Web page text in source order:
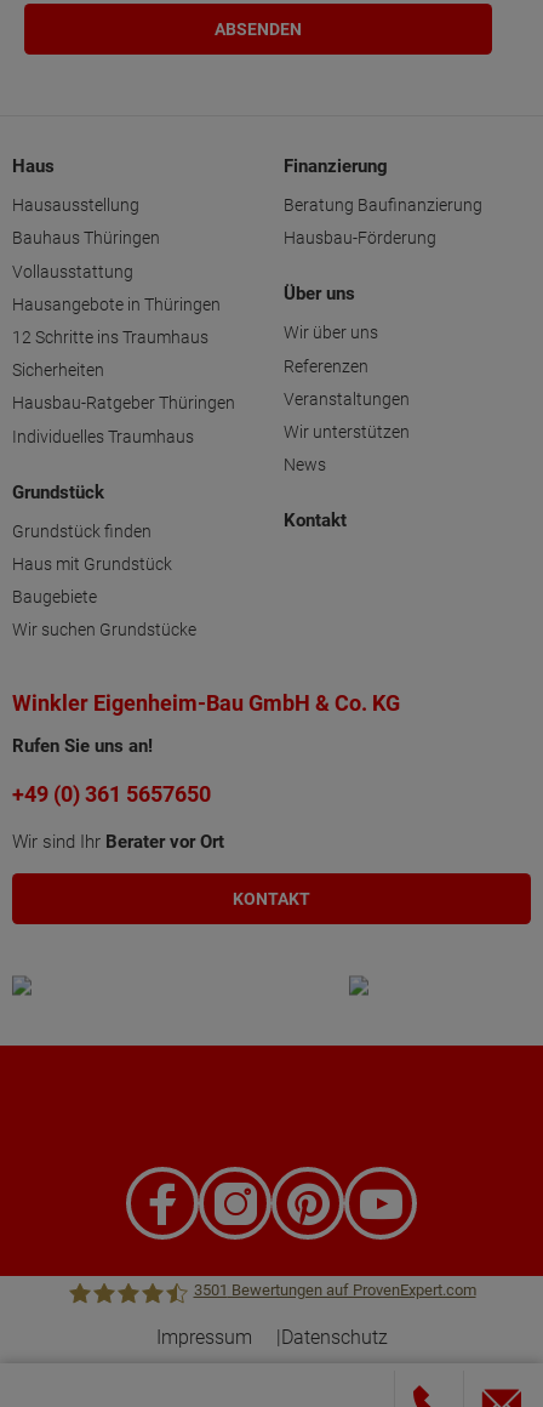
Haus
Hausausstellung
Bauhaus Thüringen
Vollausstattung
Hausangebote in Thüringen
12 Schritte ins Traumhaus
Sicherheiten
Hausbau-Ratgeber Thüringen
Individuelles Traumhaus
Grundstück
Grundstück finden
Haus mit Grundstück
Baugebiete
Wir suchen Grundstücke
Finanzierung
Beratung Baufinanzierung
Hausbau-Förderung
Über uns
Wir über uns
Referenzen
Veranstaltungen
Wir unterstützen
News
Kontakt
Winkler Eigenheim-Bau GmbH & Co. KG
Rufen Sie uns an!
+49 (0) 361 5657650
Wir sind Ihr Berater vor Ort
KONTAKT
3501 Bewertungen auf ProvenExpert.com
Impressum Datenschutz